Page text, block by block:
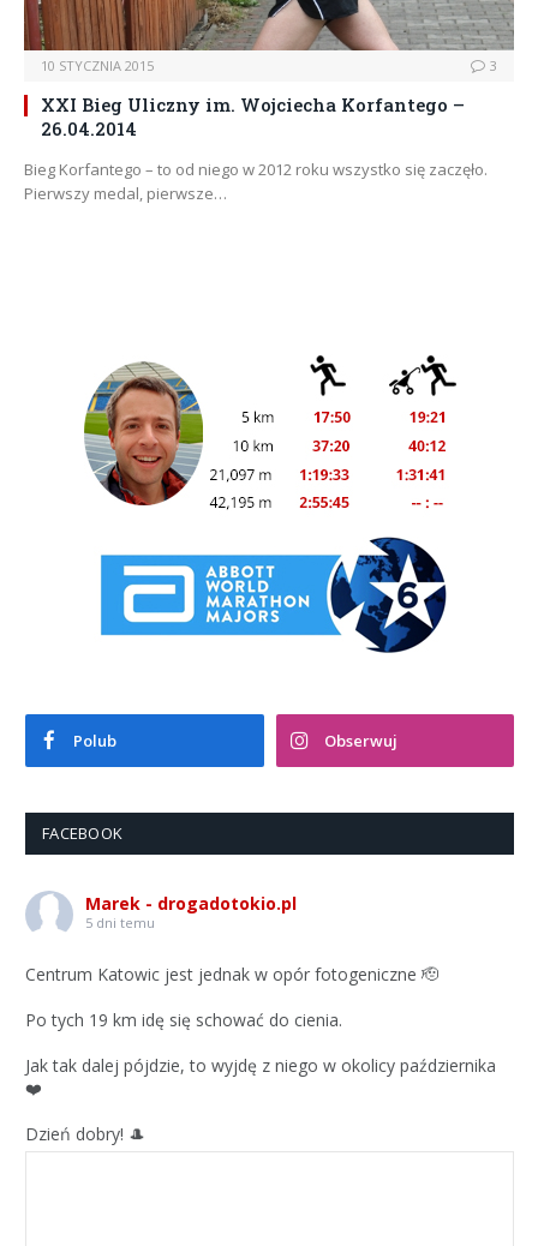
10 STYCZNIA 2015 3
XXI Bieg Uliczny im. Wojciecha Korfantego –
26.04.2014
Bieg Korfantego – to od niego w 2012 roku wszystko się zaczęło.
Pierwszy medal, pierwsze…
Polub Obserwuj
FACEBOOK
Marek - drogadotokio.pl
5 dni temu
Centrum Katowic jest jednak w opór fotogeniczne 🫡
Po tych 19 km idę się schować do cienia.
Jak tak dalej pójdzie, to wyjdę z niego w okolicy października
❤️
Dzień dobry! 🎩